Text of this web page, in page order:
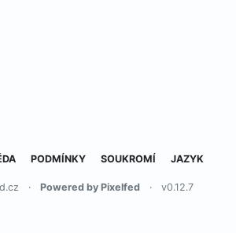
PODMÍNKY SOUKROMÍ JAZYK
· Powered by Pixelfed · v0.12.7